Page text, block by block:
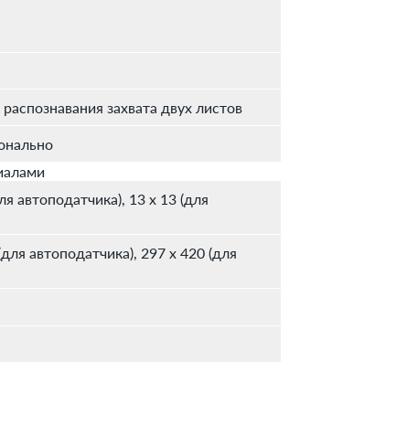
захвата двух листов
автоподатчика), 13 x 13 (для
автоподатчика), 297 x 420 (для